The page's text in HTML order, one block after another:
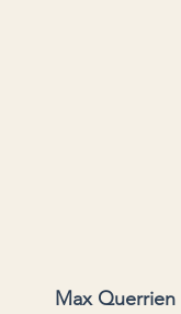
Max Querrien